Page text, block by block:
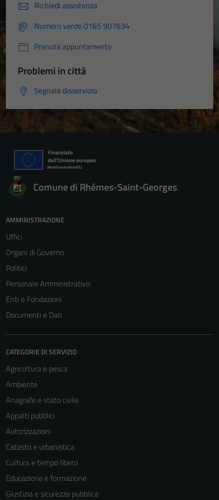
Richiedi assistenza
Numero verde 0165 907634
Prenota appuntamento
Problemi in città
Segnala disservizio
Comune di Rhêmes-Saint-Georges
AMMINISTRAZIONE
Uffici
Organi di Governo
Politici
Personale Amministrativo
Enti e Fondazioni
Documenti e Dati
CATEGORIE DI SERVIZIO
Agricoltura e pesca
Ambiente
Anagrafe e stato civile
Appalti pubblici
Autorizzazioni
Catasto e urbanistica
Cultura e tempo libero
Educazione e formazione
Giustizia e sicurezza pubblica